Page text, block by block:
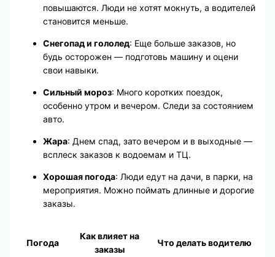
повышаются. Люди не хотят мокнуть, а водителей
становится меньше.
Снегопад и гололед: Еще больше заказов, но
будь осторожен — подготовь машину и оцени
свои навыки.
Сильный мороз: Много коротких поездок,
особенно утром и вечером. Следи за состоянием
авто.
Жара: Днем спад, зато вечером и в выходные —
всплеск заказов к водоемам и ТЦ.
Хорошая погода: Люди едут на дачи, в парки, на
мероприятия. Можно поймать длинные и дорогие
заказы.
Погода
Как влияет на
заказы
Что делать водителю